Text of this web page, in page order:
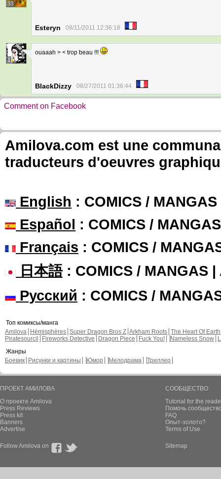
33
Esteryn 08/11/2011 12:36:18
1
ouaaah > < trop beau !!!
BlackDizzy 08/27/2011 01:36:44
Comment on Facebook
Amilova.com est une
traducteurs d'oeuvres
English : COMICS /
Español : COMICS /
Français : COMICS /
日本語: COMICS / MANGAS |
Русский : COMICS /
Топ комиксы/манга
Amilova
Hémisphères Super Dragon Bros Z Arkham Roots The Heart Of Earth
Piratesourcil
Fireworks Detective Dragon Piece Fuck You! Nameless Snow
Жанры
Боевик
Рисунки и картины Юмор Мелодрама Триллер
ПРОЕКТ АМИЛОВА
О проекте Amilova
Press Reviews
Press kit
Banners
Advertise
СООБЩЕСТВО
Tutorial for the
Помочь
FAQ
Опыт-золото?
Terms of Use
Follow Amilova on Sitemap